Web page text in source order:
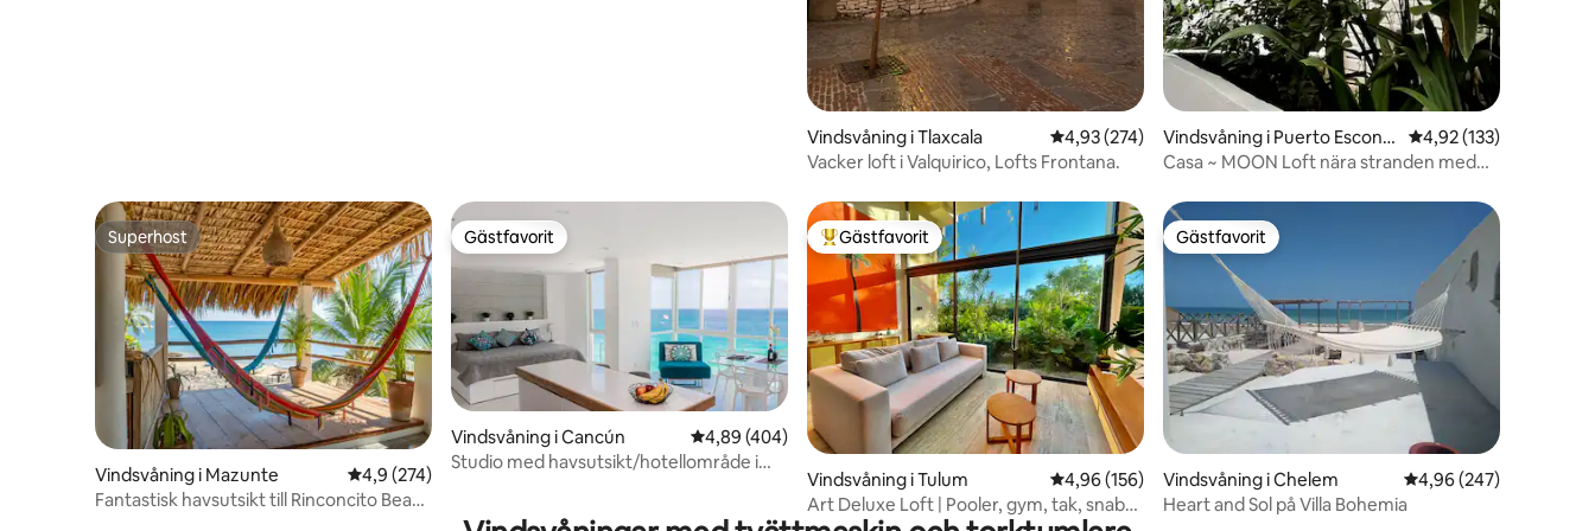
Vindsvåning i Tlaxcala 4,93 av 5 i genomsnittligt betyg, 274 omdömen
4,93 (274)
Vacker loft i Valquirico, Lofts Frontana.
Vindsvåning i Puerto Escondi
do
4,92 av 5 i
4,92 (133)
Casa ~ MOON Loft nära stranden med
Superhost
Superhost
Vindsvåning i Mazunte 4,9 av 5 i genomsnittligt betyg, 274 omdömen
4,9 (274)
Fantastisk havsutsikt till Rinconcito Beach
Gästfavorit
Gästfavorit
Vindsvåning i Cancún 4,89 av 5 i genomsnittligt betyg, 404 omdömen
4,89 (404)
Studio med havsutsikt/hotellområde i
Populär gästfavorit
Gästfavorit
Vindsvåning i Tulum 4,96 av 5 i genomsnittligt betyg, 156 omdömen
4,96 (156)
Art Deluxe Loft | Pooler, gym, tak, snabbt
Gästfavorit
Gästfavorit
Vindsvåning i Chelem 4,96 av 5 i
4,96 (247)
Heart and Sol på Villa Bohemia